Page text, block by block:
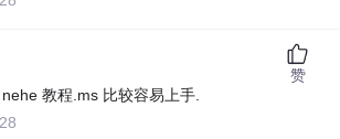
教程.ms 比较容易上手.
赞